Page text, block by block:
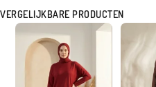
VERGELIJKBARE PRODUCTEN